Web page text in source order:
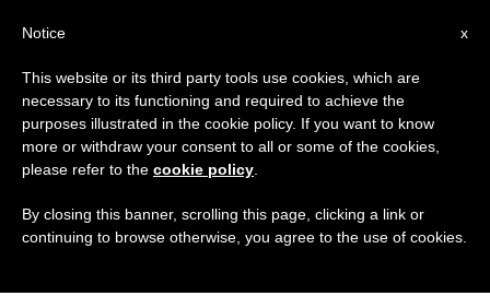
x
Notice
This website or its third party tools use cookies, which are
necessary to its functioning and required to achieve the
purposes illustrated in the cookie policy. If you want to know
more or withdraw your consent to all or some of the cookies,
please refer to the cookie policy
By closing this banner, scrolling this page, clicking a link or
continuing to browse otherwise, you agree to the use of cookies.